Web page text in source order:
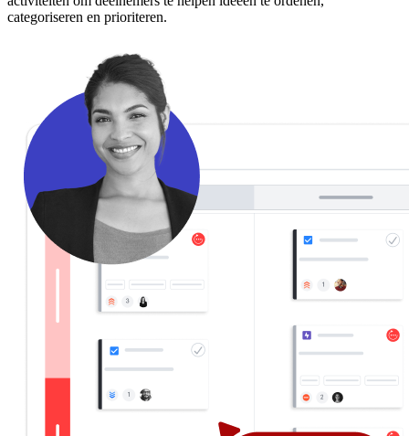
categoriseren en prioriteren.